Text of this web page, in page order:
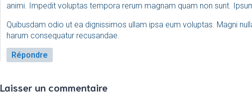
animi. Impedit voluptas tempora rerum magnam quam non sunt.
Quibusdam odio ut ea dignissimos ullam ipsa eum voluptas. Magni
harum consequatur recusandae.
Répondre
Laisser un commentaire